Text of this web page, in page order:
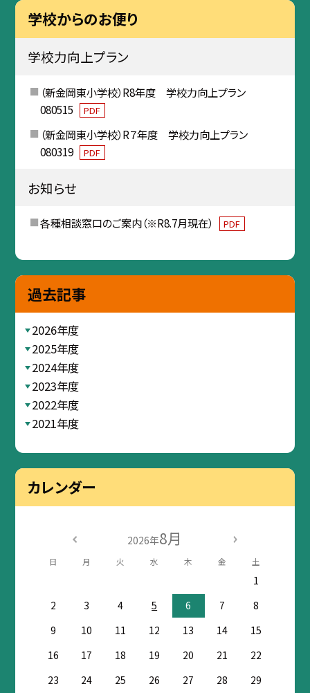
学校からのお便り
学校力向上プラン
（新金岡東小学校）R8年度 学校力向上プラン
080515
PDF
（新金岡東小学校）R７年度 学校力向上プラン
080319
PDF
お知らせ
各種相談窓口のご案内（※R8.7月現在） PDF
過去記事
2026年度
2025年度
2024年度
2023年度
2022年度
2021年度
カレンダー
2026年8月
日 月 火 水 木 金 土
1
2
3 4 5 6 7
8
9
10 11 12 13 14
15
16
17 18 19 20 21
22
23
24 25 26 27 28
29